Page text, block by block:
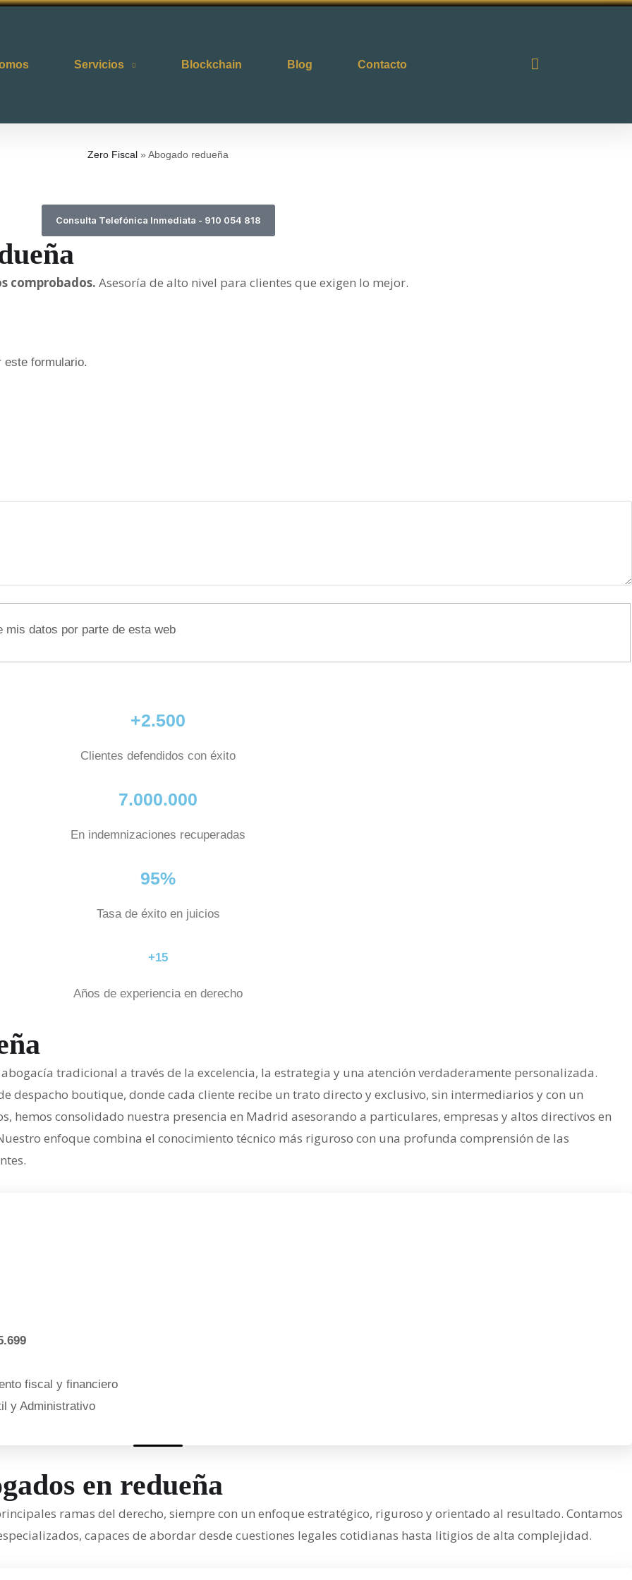
Servicios Blockchain Blog Contacto
Zero Fiscal » Abogado redueña
Consulta Telefónica Inmediata - 910 054 818
comprobados. Asesoría de alto nivel para clientes que exigen lo mejor.
este formulario.
datos por parte de esta web
+2.500
Clientes defendidos con éxito
7.000.000
En indemnizaciones recuperadas
95%
Tasa de éxito en juicios
+15
Años de experiencia en derecho
tradicional a través de la excelencia, la estrategia y una atención verdaderamente personalizada.
despacho boutique, donde cada cliente recibe un trato directo y exclusivo, sin intermediarios y con un
hemos consolidado nuestra presencia en Madrid asesorando a particulares, empresas y altos directivos en
enfoque combina el conocimiento técnico más riguroso con una profunda comprensión de las
fiscal y financiero
y Administrativo
en redueña
ramas del derecho, siempre con un enfoque estratégico, riguroso y orientado al resultado. Contamos
capaces de abordar desde cuestiones legales cotidianas hasta litigios de alta complejidad.